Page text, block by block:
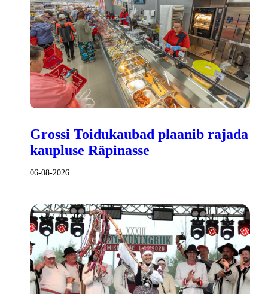
Grossi Toidukaubad plaanib rajada
kaupluse Räpinasse
06-08-2026